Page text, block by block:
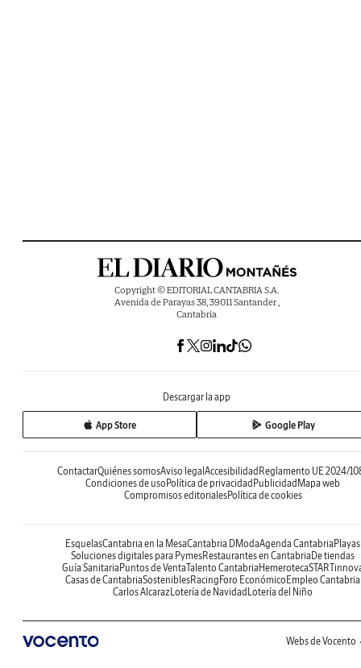
Copyright © EDITORIAL CANTABRIA S.A.
Avenida de Parayas 38, 39011 Santander ,
Cantabria
Descargar la app
App Store Google Play
ContactarQuiénes somosAviso legal Accesibilidad Reglamento UE 2024/
Condiciones de uso Política de privacidad Publicidad Mapa web
Compromisos editorialesPolítica de cookies
EsquelasCantabria en la MesaCantabria DModaAgenda Cantabria Playas
Soluciones digitales para PymesRestaurantes en Cantabria De tiendas
Guía Sanitaria Puntos de VentaTalento Cantabria Hemeroteca
Casas de CantabriaSosteniblesRacing Foro Económico Empleo Cantabria
Carlos AlcarazLotería de Navidad Lotería del Niño
Webs de Vocento